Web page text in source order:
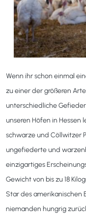
Wenn ihr schon einmal
zu einer der größeren
unterschiedliche
unseren Höfen in Hessen
schwarze und Cöllwitzer
ungefiederte und
einzigartiges
Gewicht von bis zu 18
Star des amerikanischen
niemanden hungrig